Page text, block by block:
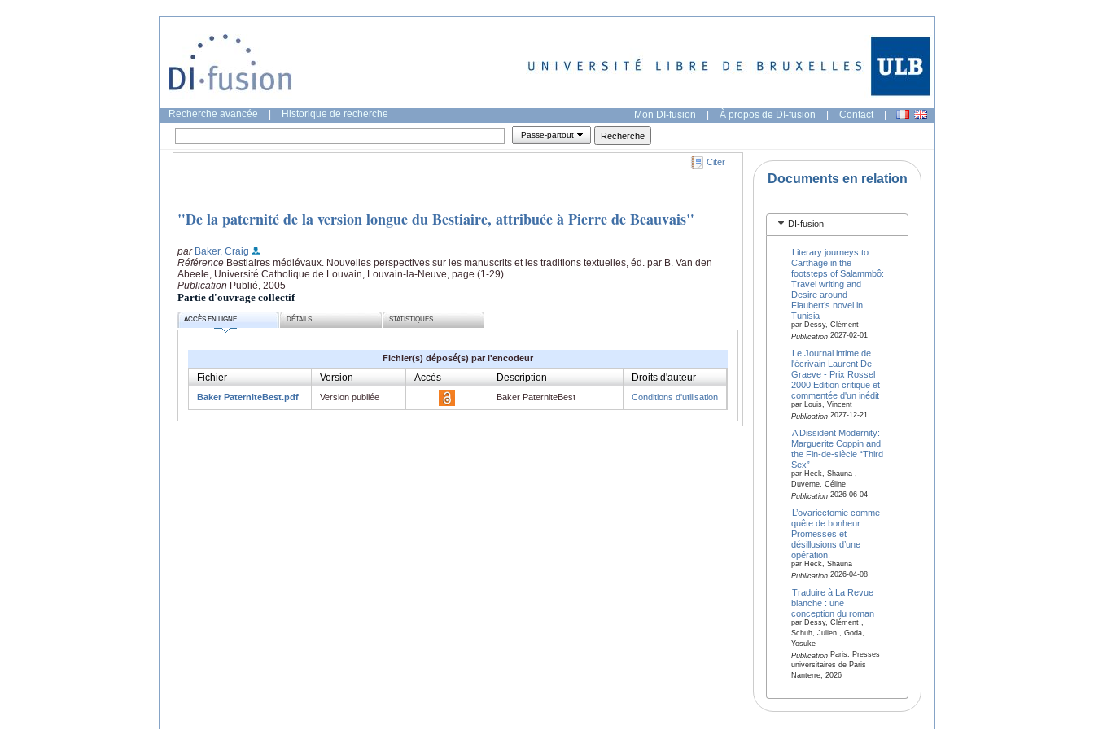
Recherche avancée Historique de recherche Mon DI-fusion | À propos de DI-fusion | Contact |
Passe-partout
Citer
"De la paternité de la version longue du Bestiaire, attribuée à Pierre de Beauvais"
par Baker, Craig
Référence Bestiaires médiévaux. Nouvelles perspectives sur les manuscrits et les traditions textuelles, éd. par B. Van den
Abeele, Université Catholique de Louvain, Louvain-la-Neuve, page (1-29)
Publication Publié, 2005
Partie d'ouvrage collectif
ACCÈS EN LIGNE DÉTAILS STATISTIQUES
Fichier(s) déposé(s) par l'encodeur
Fichier Version Accès Description Droits d'auteur
Baker PaterniteBest.pdf Version publiée Baker PaterniteBest Conditions d'utilisation
Documents en relation
DI-fusion
Literary journeys to
Carthage in the
footsteps of Salammbô:
Travel writing and
Desire around
Flaubert’s novel in
Tunisia
par Dessy, Clément
Publication2027-02-01
Le Journal intime de
l'écrivain Laurent De
Graeve - Prix Rossel
2000:Edition critique et
commentée d'un inédit
par Louis, Vincent
Publication2027-12-21
A Dissident Modernity:
Marguerite Coppin and
the Fin-de-siècle “Third
Sex”
par Heck, Shauna ,
Duverne, Céline
Publication2026-06-04
L’ovariectomie comme
quête de bonheur.
Promesses et
désillusions d’une
opération.
par Heck, Shauna
Publication2026-04-08
Traduire à La Revue
blanche : une
conception du roman
par Dessy, Clément ,
Schuh, Julien , Goda,
Yosuke
PublicationParis, Presses
universitaires de Paris
Nanterre, 2026